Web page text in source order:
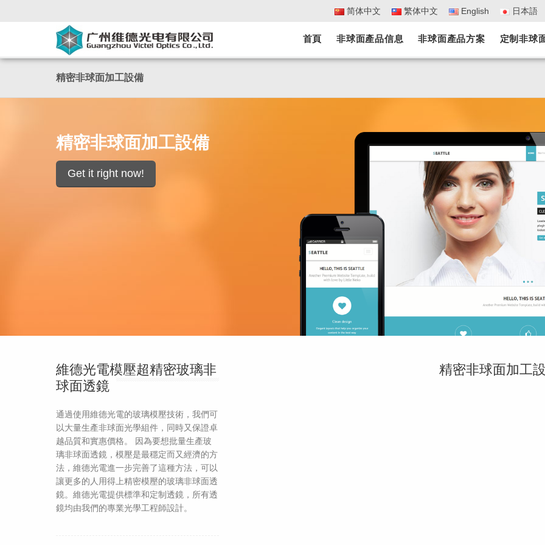
简体中文 繁体中文 English 日本語
首頁 非球面產品信息 非球面產品方案 定制非球
精密非球面加工設備
精密非球面加工設備
Get it right now!
維德光電模壓超精密玻璃非
球面透鏡
通過使用維德光電的玻璃模壓技術，我們可
以大量生產非球面光學組件，同時又保證卓
越品質和實惠價格。 因為要想批量生產玻
璃非球面透鏡，模壓是最穩定而又經濟的方
法，維德光電進一步完善了這種方法，可以
讓更多的人用得上精密模壓的玻璃非球面透
鏡。維德光電提供標準和定制透鏡，所有透
鏡均由我們的專業光學工程師設計。
精密非球面加工